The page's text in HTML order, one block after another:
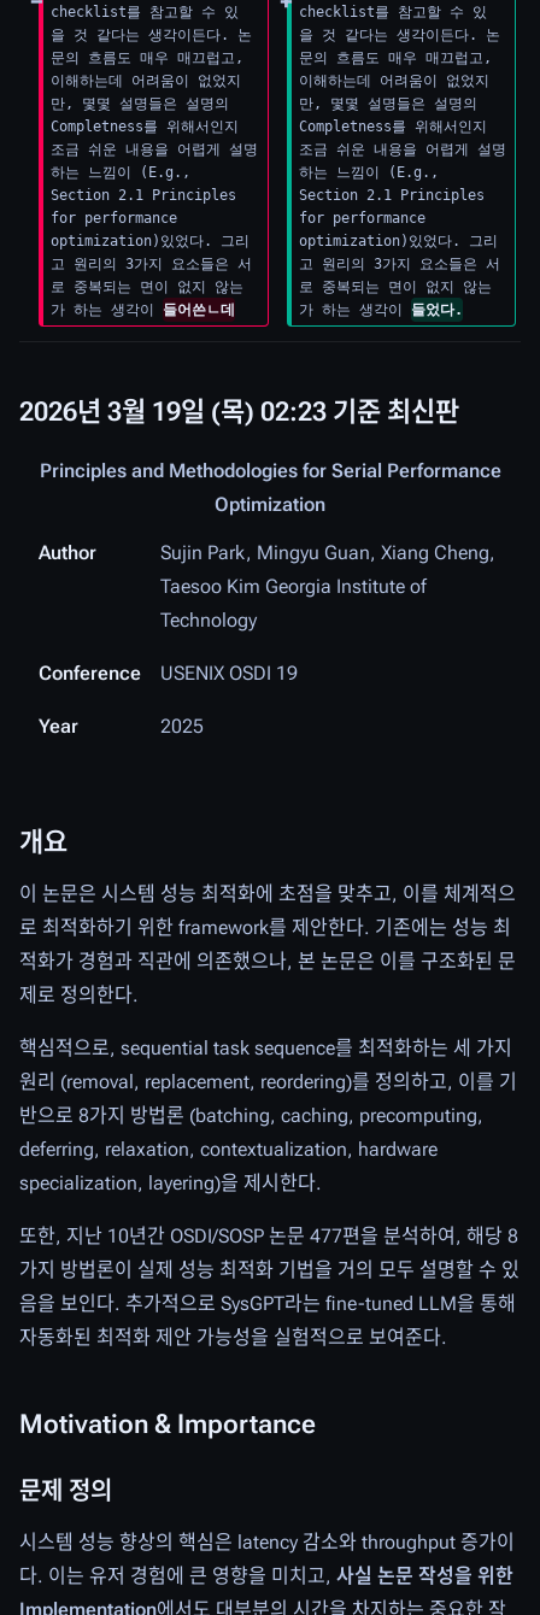
checklist를 참고할 수 있
을 것 같다는 생각이든다. 논
문의 흐름도 매우 매끄럽고,
이해하는데 어려움이 없었지
만, 몇몇 설명들은 설명의
Completness를 위해서인지
조금 쉬운 내용을 어렵게 설명
하는 느낌이 (E.g.,
Section 2.1 Principles
for performance
optimization)있었다. 그리
고 원리의 3가지 요소들은 서
로 중복되는 면이 없지 않는
가 하는 생각이 들어쓴ㄴ데
checklist를 참고할 수 있
을 것 같다는 생각이든다. 논
문의 흐름도 매우 매끄럽고,
이해하는데 어려움이 없었지
만, 몇몇 설명들은 설명의
Completness를 위해서인지
조금 쉬운 내용을 어렵게 설명
하는 느낌이 (E.g.,
Section 2.1 Principles
for performance
optimization)있었다. 그리
고 원리의 3가지 요소들은 서
로 중복되는 면이 없지 않는
가 하는 생각이 들었다.
2026년 3월 19일 (목) 02:23 기준 최신판
Principles and Methodologies for Serial Performance
Optimization
Author
Sujin Park, Mingyu Guan, Xiang Cheng,
Taesoo Kim Georgia Institute of
Technology
Conference USENIX OSDI 19
Year 2025
개요
이 논문은 시스템 성능 최적화에 초점을 맞추고, 이를 체계적으
로 최적화하기 위한 framework를 제안한다. 기존에는 성능 최
적화가 경험과 직관에 의존했으나, 본 논문은 이를 구조화된 문
제로 정의한다.
핵심적으로, sequential task sequence를 최적화하는 세 가지
원리 (removal, replacement, reordering)를 정의하고, 이를 기
반으로 8가지 방법론 (batching, caching, precomputing,
deferring, relaxation, contextualization, hardware
specialization, layering)을 제시한다.
또한, 지난 10년간 OSDI/SOSP 논문 477편을 분석하여, 해당 8
가지 방법론이 실제 성능 최적화 기법을 거의 모두 설명할 수 있
음을 보인다. 추가적으로 SysGPT라는 fine-tuned LLM을 통해
자동화된 최적화 제안 가능성을 실험적으로 보여준다.
Motivation & Importance
문제 정의
시스템 성능 향상의 핵심은 latency 감소와 throughput 증가이
다. 이는 유저 경험에 큰 영향을 미치고, 사실 논문 작성을 위한
Implementation에서도 대부분의 시간을 차지하는 중요한 작